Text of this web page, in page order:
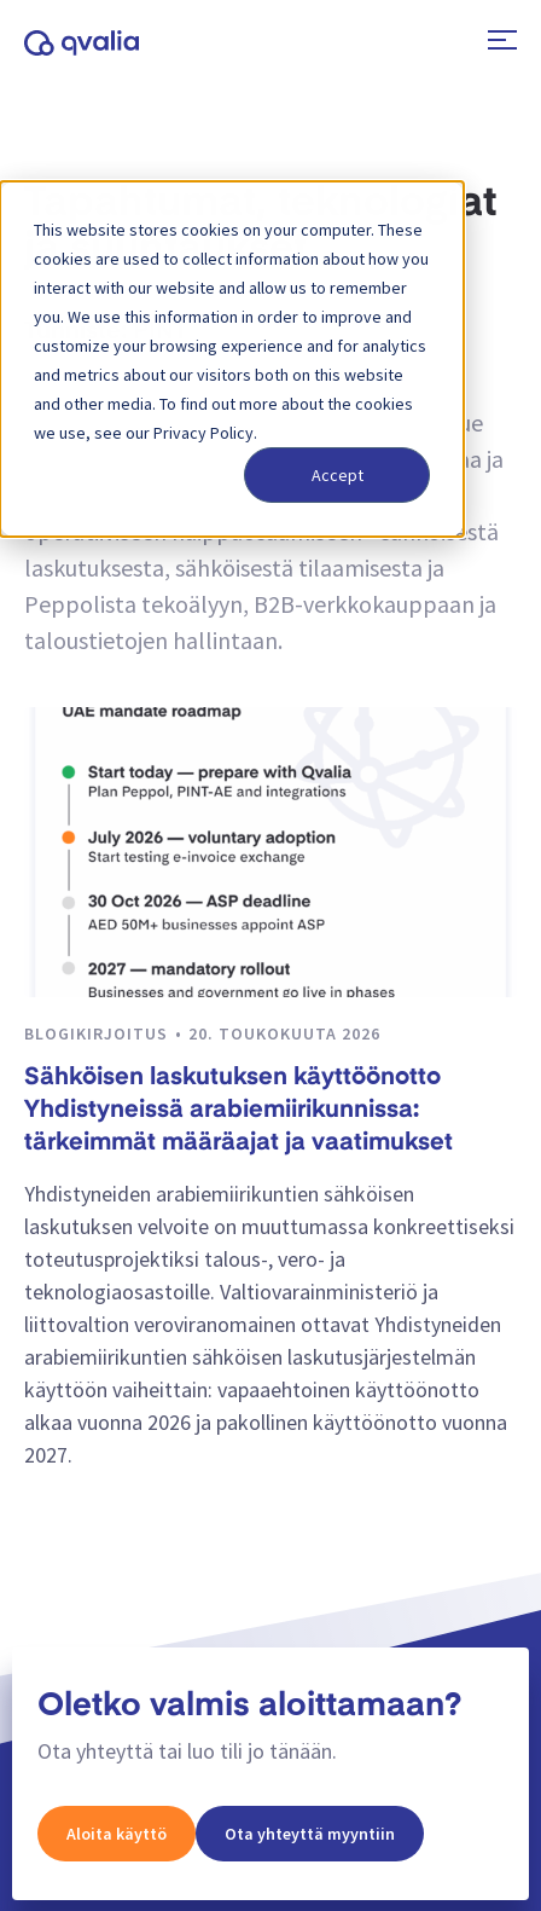
This website stores cookies on your computer. These
cookies are used to collect information about how you
interact with our website and allow us to remember
you. We use this information in order to improve and
customize your browsing experience and for analytics
and metrics about our visitors both on this website
and other media. To find out more about the cookies
we use, see our Privacy Policy.
Accept
Tapahtumat, teknologiat
ja suuntaukset
Tunniste:
Näkemyksiä liiketoimista, teknologioista ja
trendeistä sekä uutisia tuotepäivityksistä. Lue
lisää siitä, miten prosesseja voidaan parantaa ja
miten transaktiotietoja voidaan käyttää
operatiiviseen huippuosaamiseen - sähköisestä
laskutuksesta, sähköisestä tilaamisesta ja
Peppolista tekoälyyn, B2B-verkkokauppaan ja
taloustietojen hallintaan.
BLOGIKIRJOITUS 20. TOUKOKUUTA 2026
Sähköisen laskutuksen käyttöönotto
Yhdistyneissä arabiemiirikunnissa:
tärkeimmät määräajat ja vaatimukset
Yhdistyneiden arabiemiirikuntien sähköisen
laskutuksen velvoite on muuttumassa konkreettiseksi
toteutusprojektiksi talous-, vero- ja
teknologiaosastoille. Valtiovarainministeriö ja
liittovaltion veroviranomainen ottavat Yhdistyneiden
arabiemiirikuntien sähköisen laskutusjärjestelmän
käyttöön vaiheittain: vapaaehtoinen käyttöönotto
alkaa vuonna 2026 ja pakollinen käyttöönotto vuonna
2027.
Oletko valmis aloittamaan?
Ota yhteyttä tai luo tili jo tänään.
Aloita käyttö Ota yhteyttä myyntiin